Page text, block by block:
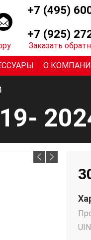
+7 (495)
+7 (925)
Заказать
О
UIN